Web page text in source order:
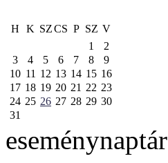
H K SZCS P SZ V
1
2
3
4 5 6 7 8
9
10 11 12 13 14 15 16
17 18 19 20 21 22 23
24 25 26 27 28 29 30
31
eseménynaptár